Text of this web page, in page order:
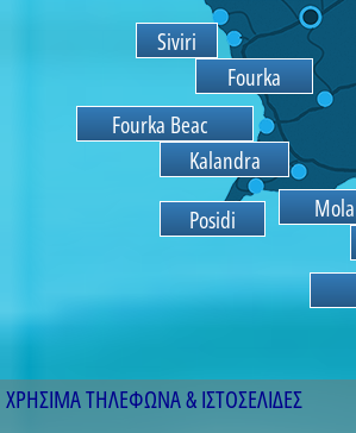
Mola
Kalandra
FourkaBeach
P sd
iv i
ou k
ΧΡΗΣΙΜΑ ΤΗΛΕΦΩΝΑ & ΙΣΤΟΣΕΛΙΔΕΣ